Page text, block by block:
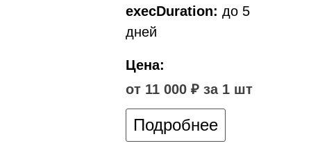
execDuration: до 5
дней
Цена:
от 11 000 ₽ за 1 шт
Подробнее